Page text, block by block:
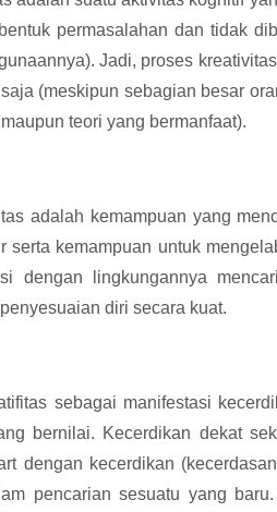
permasalahan dan tidak
Jadi, proses
(meskipun sebagian besar
teori yang bermanfaat).
adalah kemampuan yang
kemampuan untuk
dengan lingkungannya
diri secara kuat.
sebagai manifestasi
bernilai. Kecerdikan dekat
dengan kecerdikan
pencarian sesuatu yang